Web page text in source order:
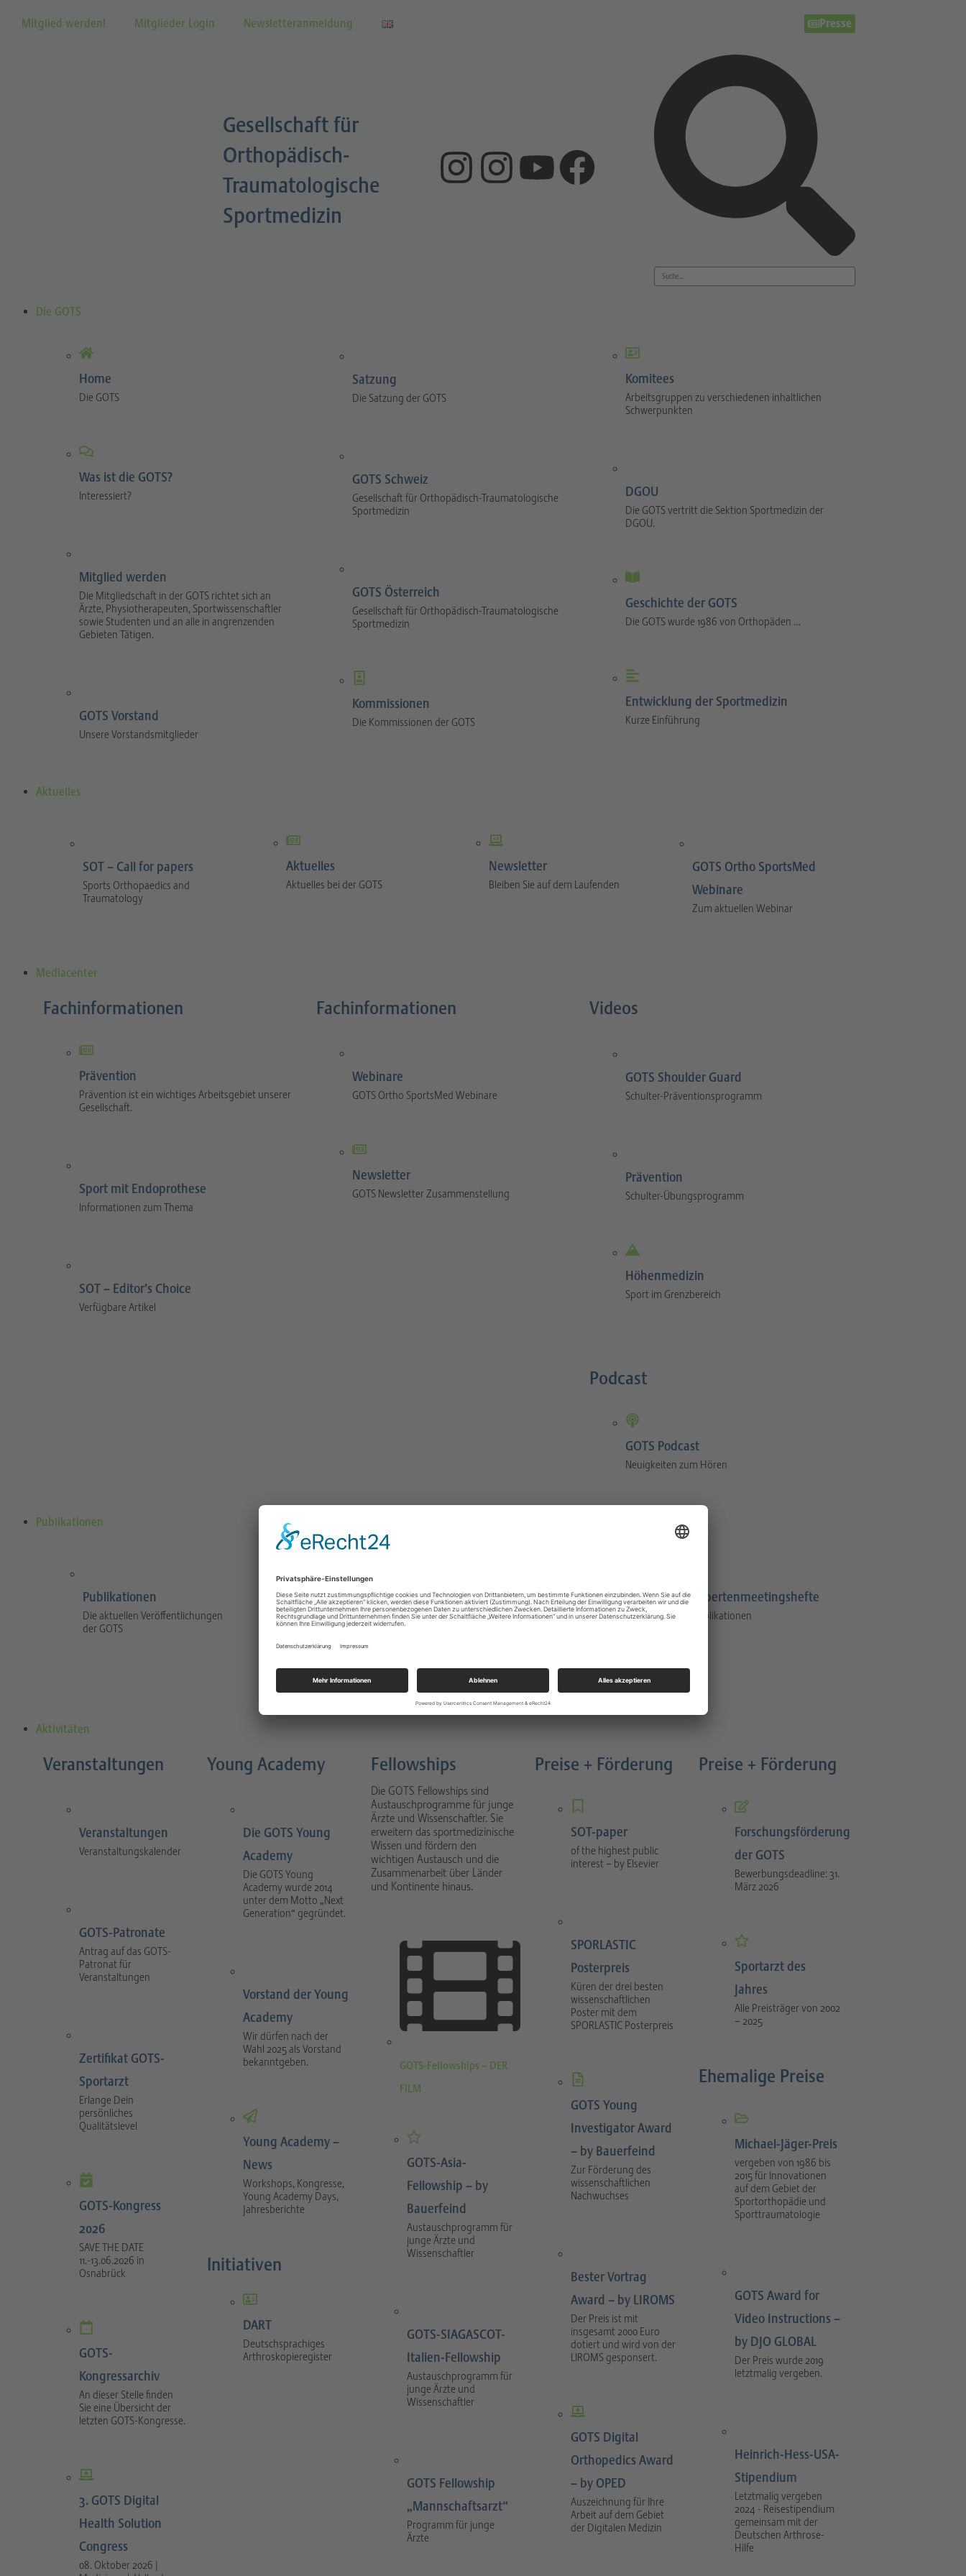
Mitglied werden! Mitglieder Login Newsletteranmeldung Presse
Gesellschaft für
Orthopädisch-
Traumatologische
Sportmedizin
Die GOTS
Home
Die GOTS
Was ist die GOTS?
Interessiert?
Mitglied werden
Die Mitgliedschaft in der GOTS richtet sich an
Ärzte, Physiotherapeuten, Sportwissenschaftler
sowie Studenten und an alle in angrenzenden
Gebieten Tätigen.
GOTS Vorstand
Unsere Vorstandsmitglieder
Satzung
Die Satzung der GOTS
GOTS Schweiz
Gesellschaft für Orthopädisch-Traumatologische
Sportmedizin
GOTS Österreich
Gesellschaft für Orthopädisch-Traumatologische
Sportmedizin
Kommissionen
Die Kommissionen der GOTS
Komitees
Arbeitsgruppen zu verschiedenen inhaltlichen
Schwerpunkten
DGOU
Die GOTS vertritt die Sektion Sportmedizin der
DGOU.
Geschichte der GOTS
Die GOTS wurde 1986 von Orthopäden …
Entwicklung der Sportmedizin
Kurze Einführung
Aktuelles
SOT – Call for papers
Sports Orthopaedics and
Traumatology
Aktuelles
Aktuelles bei der GOTS
Newsletter
Bleiben Sie auf dem Laufenden
GOTS Ortho SportsMed
Webinare
Zum aktuellen Webinar
Mediacenter
Fachinformationen
Prävention
Prävention ist ein wichtiges Arbeitsgebiet unserer
Gesellschaft.
Sport mit Endoprothese
Informationen zum Thema
SOT – Editor’s Choice
Verfügbare Artikel
Fachinformationen
Webinare
GOTS Ortho SportsMed Webinare
Newsletter
GOTS Newsletter Zusammenstellung
Videos
GOTS Shoulder Guard
Schulter-Präventionsprogramm
Prävention
Schulter-Übungsprogramm
Höhenmedizin
Sport im Grenzbereich
Podcast
GOTS Podcast
Neuigkeiten zum Hören
Publikationen
Publikationen
Die aktuellen Veröffentlichungen
der GOTS
Sports Orthopaedics and
Traumatology
and practical sport orthopaedics
GOTS-Manual
Sportverletzungen
Expertenmeetingshefte
Publikationen
Aktivitäten
Veranstaltungen
Veranstaltungen
Veranstaltungskalender
GOTS-Patronate
Antrag auf das GOTS-
Patronat für
Veranstaltungen
Zertifikat GOTS-
Sportarzt
Erlange Dein
persönliches
Qualitätslevel
GOTS-Kongress
2026
SAVE THE DATE
11.-13.06.2026 in
Osnabrück
GOTS-
Kongressarchiv
An dieser Stelle finden
Sie eine Übersicht der
letzten GOTS-Kongresse.
3. GOTS Digital
Health Solution
Congress
08. Oktober 2026 |
Young Academy
Die GOTS Young
Academy
Die GOTS Young
Academy wurde 2014
unter dem Motto „Next
Generation“ gegründet.
Vorstand der Young
Academy
Wir dürfen nach der
Wahl 2025 als Vorstand
bekanntgeben.
Young Academy –
News
Workshops, Kongresse,
Young Academy Days,
Jahresberichte
Initiativen
DART
Deutschsprachiges
Arthroskopieregister
Fellowships
Die GOTS Fellowships sind
Austauschprogramme für junge
Ärzte und Wissenschaftler. Sie
erweitern das sportmedizinische
Wissen und fördern den
wichtigen Austausch und die
Zusammenarbeit über Länder
und Kontinente hinaus.
GOTS-Fellowships – DER
FILM
GOTS-Asia-
Fellowship – by
Bauerfeind
Austauschprogramm für
junge Ärzte und
Wissenschaftler
GOTS-SIAGASCOT-
Italien-Fellowship
Austauschprogramm für
junge Ärzte und
Wissenschaftler
GOTS Fellowship
„Mannschaftsarzt“
Programm für junge
Ärzte
Preise + Förderung
SOT-paper
of the highest public
interest – by Elsevier
SPORLASTIC
Posterpreis
Küren der drei besten
wissenschaftlichen
Poster mit dem
SPORLASTIC Posterpreis
GOTS Young
Investigator Award
– by Bauerfeind
Zur Förderung des
wissenschaftlichen
Nachwuchses
Bester Vortrag
Award – by LIROMS
Der Preis ist mit
insgesamt 2000 Euro
dotiert und wird von der
LIROMS gesponsert.
GOTS Digital
Orthopedics Award
– by OPED
Auszeichnung für Ihre
Arbeit auf dem Gebiet
der Digitalen Medizin
Preise + Förderung
Forschungsförderung
der GOTS
Bewerbungsdeadline: 31.
März 2026
Sportarzt des
Jahres
Alle Preisträger von 2002
– 2025
Ehemalige Preise
Michael-Jäger-Preis
vergeben von 1986 bis
2015 für Innovationen
auf dem Gebiet der
Sportorthopädie und
Sporttraumatologie
GOTS Award for
Video Instructions –
by DJO GLOBAL
Der Preis wurde 2019
letztmalig vergeben.
Heinrich-Hess-USA-
Stipendium
Letztmalig vergeben
2024 - Reisestipendium
gemeinsam mit der
Deutschen Arthrose-
Hilfe